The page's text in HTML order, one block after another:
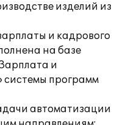
изделий из
и кадрового
на базе
и
системы программ
автоматизации